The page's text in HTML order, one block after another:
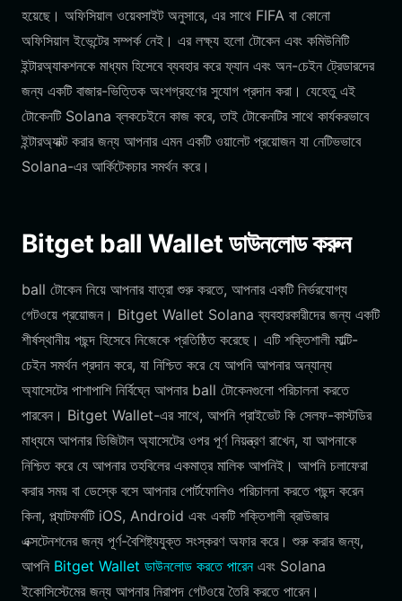
হয়েছে। অফিসিয়াল ওয়েবসাইট অনুসারে, এর সাথে FIFA বা কোনো
অফিসিয়াল ইভেন্টের সম্পর্ক নেই। এর লক্ষ্য হলো টোকেন এবং কমিউনিটি
ইন্টারঅ্যাকশনকে মাধ্যম হিসেবে ব্যবহার করে ফ্যান এবং অন-চেইন ট্রেডারদের
জন্য একটি বাজার-ভিত্তিক অংশগ্রহণের সুযোগ প্রদান করা। যেহেতু এই
টোকেনটি Solana ব্লকচেইনে কাজ করে, তাই টোকেনটির সাথে কার্যকরভাবে
ইন্টারঅ্যাক্ট করার জন্য আপনার এমন একটি ওয়ালেট প্রয়োজন যা নেটিভভাবে
Solana-এর আর্কিটেকচার সমর্থন করে।
Bitget ball Wallet ডাউনলোড করুন
ball টোকেন নিয়ে আপনার যাত্রা শুরু করতে, আপনার একটি নির্ভরযোগ্য
গেটওয়ে প্রয়োজন। Bitget Wallet Solana ব্যবহারকারীদের জন্য একটি
শীর্ষস্থানীয় পছন্দ হিসেবে নিজেকে প্রতিষ্ঠিত করেছে। এটি শক্তিশালী মাল্টি-
চেইন সমর্থন প্রদান করে, যা নিশ্চিত করে যে আপনি আপনার অন্যান্য
অ্যাসেটের পাশাপাশি নির্বিঘ্নে আপনার ball টোকেনগুলো পরিচালনা করতে
পারবেন। Bitget Wallet-এর সাথে, আপনি প্রাইভেট কি সেলফ-কাস্টডির
মাধ্যমে আপনার ডিজিটাল অ্যাসেটের ওপর পূর্ণ নিয়ন্ত্রণ রাখেন, যা আপনাকে
নিশ্চিত করে যে আপনার তহবিলের একমাত্র মালিক আপনিই। আপনি চলাফেরা
করার সময় বা ডেস্কে বসে আপনার পোর্টফোলিও পরিচালনা করতে পছন্দ করেন
কিনা, প্ল্যাটফর্মটি iOS, Android এবং একটি শক্তিশালী ব্রাউজার
এক্সটেনশনের জন্য পূর্ণ-বৈশিষ্ট্যযুক্ত সংস্করণ অফার করে। শুরু করার জন্য,
আপনি Bitget Wallet ডাউনলোড করতে পারেনএবং Solana
ইকোসিস্টেমের জন্য আপনার নিরাপদ গেটওয়ে তৈরি করতে পারেন।